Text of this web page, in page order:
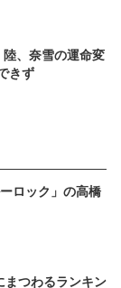
陸、奈雪の運命変
きず
ロック」の高橋
まつわるランキン